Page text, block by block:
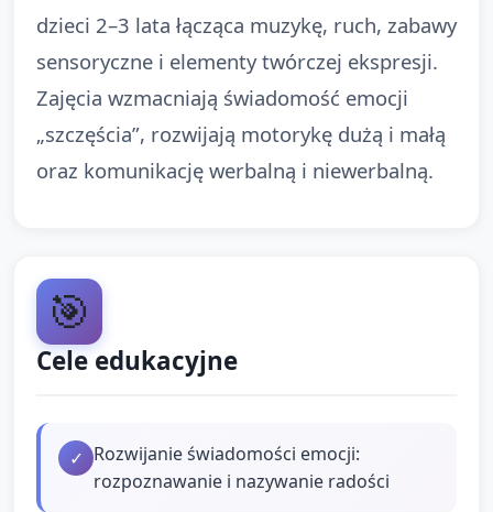
dzieci 2–3 lata łącząca muzykę, ruch, zabawy
sensoryczne i elementy twórczej ekspresji.
Zajęcia wzmacniają świadomość emocji
„szczęścia”, rozwijają motorykę dużą i małą
oraz komunikację werbalną i niewerbalną.
🎯
Cele edukacyjne
✓ Rozwijanie świadomości emocji:
rozpoznawanie i nazywanie radości